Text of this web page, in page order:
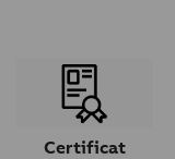
Certificat